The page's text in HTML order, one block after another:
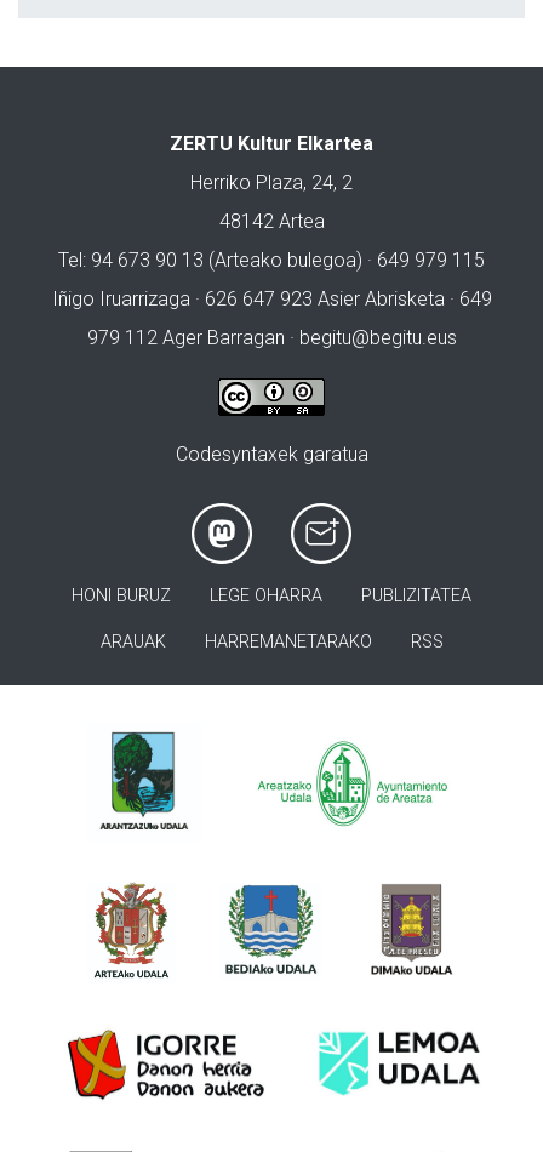
ZERTU Kultur Elkartea
Herriko Plaza, 24, 2
48142 Artea
Tel: 94 673 90 13 (Arteako bulegoa) · 649 979 115
Iñigo Iruarrizaga · 626 647 923 Asier Abrisketa · 649
979 112 Ager Barragan · begitu@begitu.eus
Codesyntaxek garatua
HONI BURUZ LEGE OHARRA PUBLIZITATEA
ARAUAK HARREMANETARAKO RSS